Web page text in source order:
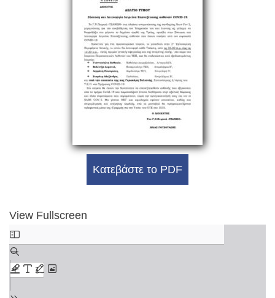
Κατεβάστε το PDF
View Fullscreen